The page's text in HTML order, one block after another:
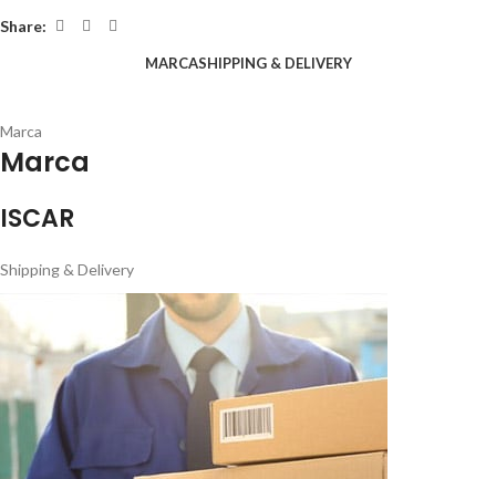
Share:
MARCASHIPPING & DELIVERY
Marca
Marca
ISCAR
Shipping & Delivery